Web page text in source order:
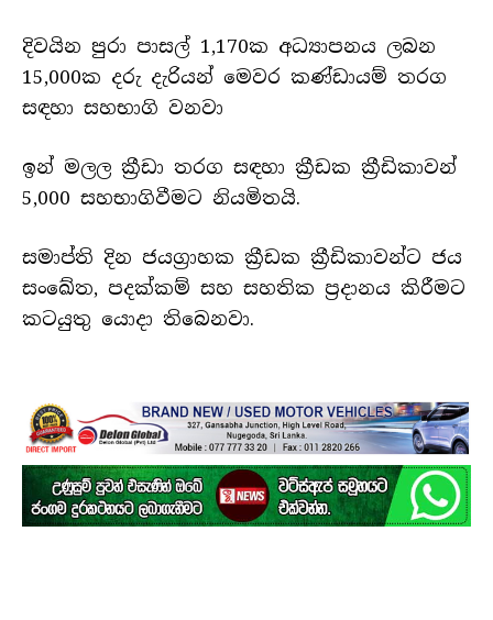
දිවයින පුරා පාසල් 1,170ක අධ්‍යාපනය ලබන
15,000ක දරු දැරියන් මෙවර කණ්ඩායම් තරග
සඳහා සහභාගි වනවා
ඉන් මලල ක්‍රීඩා තරග සඳහා ක්‍රීඩක ක්‍රීඩිකාවන්
5,000 සහභාගිවීමට නියමිතයි.
සමාප්ති දින ජයග්‍රාහක ක්‍රීඩක ක්‍රීඩිකාවන්ට ජය
සංඛේත, පදක්කම් සහ සහතික ප්‍රදානය කිරීමට
කටයුතු යොදා තිබෙනවා.